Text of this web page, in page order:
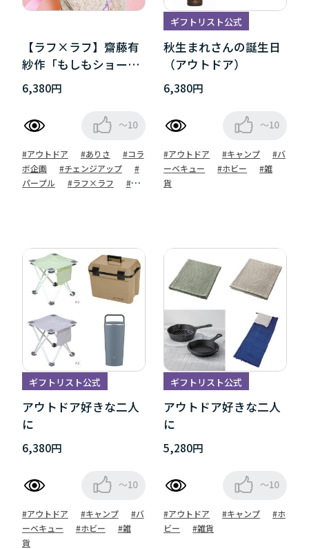
【ラフ×ラフ】齋藤有
紗作「もしもショーゴ
さんがゾンビの世界に
迷い込んだら」
6,380円
～10
#アウトドア #ありさ
#コラ
ボ企画
#チェンジアップ
#
パープル
#ラフ×ラフ
#防
ギフトリスト公式
秋生まれさんの誕生日
（アウトドア）
6,380円
～10
#アウトドア #キャンプ
#バ
ーベキュー
#ホビー
#雑
貨
ギフトリスト公式
アウトドア好きな二人
に
6,380円
～10
#アウトドア #キャンプ
#バ
ーベキュー
#ホビー
#雑
貨
ギフトリスト公式
アウトドア好きな二人
に
5,280円
～10
#アウトドア #キャンプ
#ホ
ビー
#雑貨